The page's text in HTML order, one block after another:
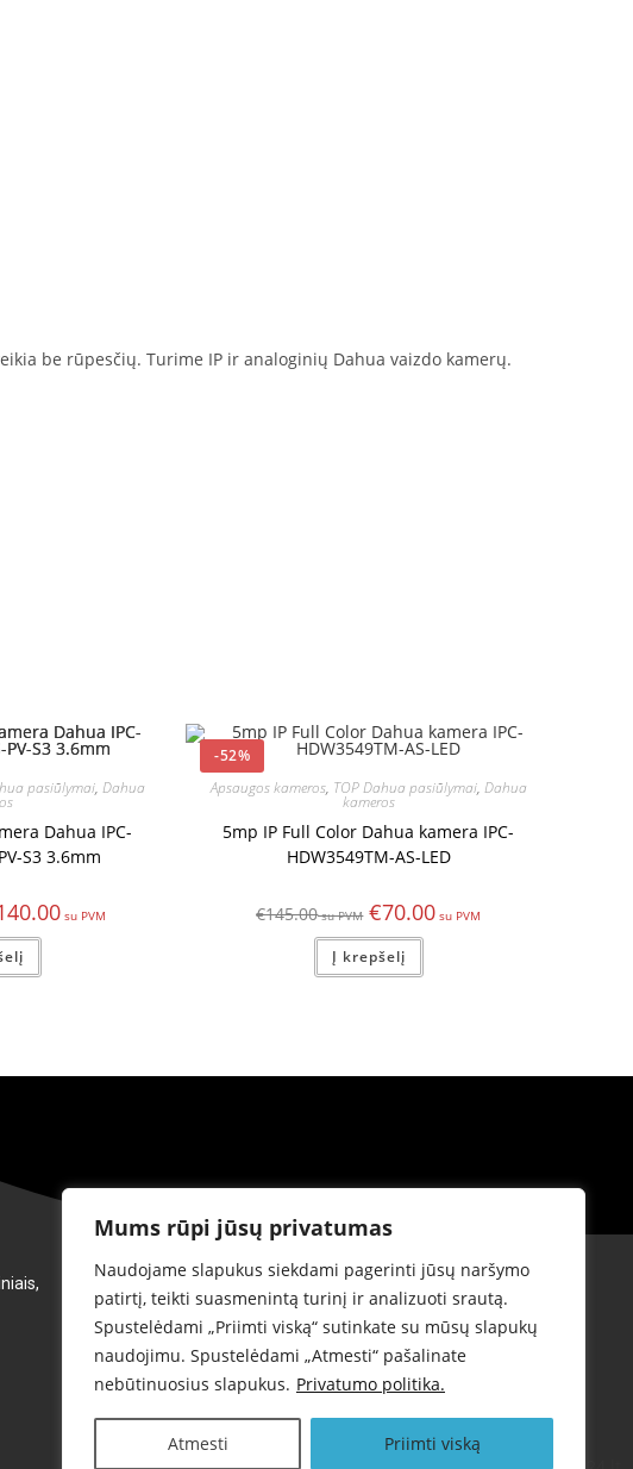
Mums rūpi jūsų privatumas
Naudojame slapukus siekdami pagerinti jūsų naršymo
patirtį, teikti suasmenintą turinį ir analizuoti srautą.
Spustelėdami „Priimti viską“ sutinkate su mūsų slapukų
naudojimu. Spustelėdami „Atmesti“ pašalinate
nebūtinuosius slapukus. Privatumo politika.
Atmesti Priimti viską
be rūpesčių. Turime IP ir analoginių Dahua vaizdo kamerų.
pasiūlymai,Dahua
Dahua IPC-
S3 3.6mm
-52%
Apsaugos kameros, TOP Dahua pasiūlymai, Dahua
kameros
5mp IP Full Color Dahua kamera IPC-
HDW3549TM-AS-LED
€145.00 €70.00
Į krepšelį
*Garantinis aptarnavimas*